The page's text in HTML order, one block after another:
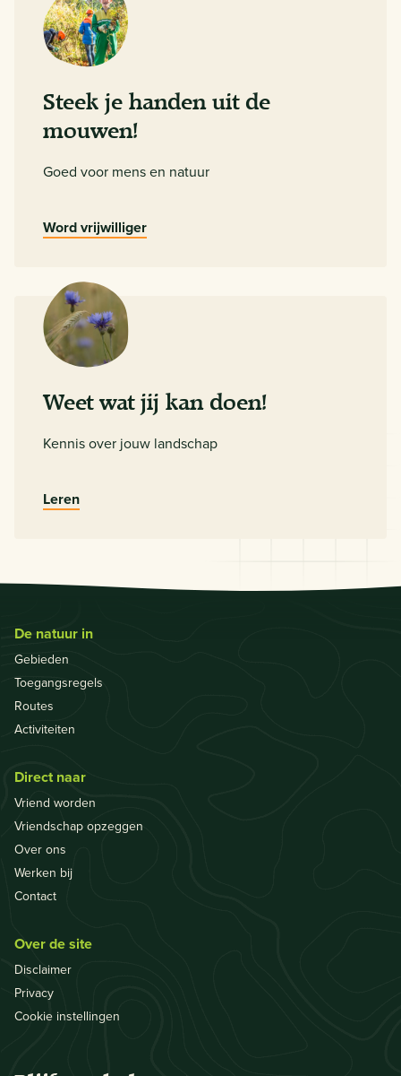
Steek je handen uit de
mouwen!
Goed voor mens en natuur
Word vrijwilliger
Weet wat jij kan doen!
Kennis over jouw landschap
Leren
De natuur in
Gebieden
Toegangsregels
Routes
Activiteiten
Direct naar
Vriend worden
Vriendschap opzeggen
Over ons
Werken bij
Contact
Over de site
Disclaimer
Privacy
Cookie instellingen